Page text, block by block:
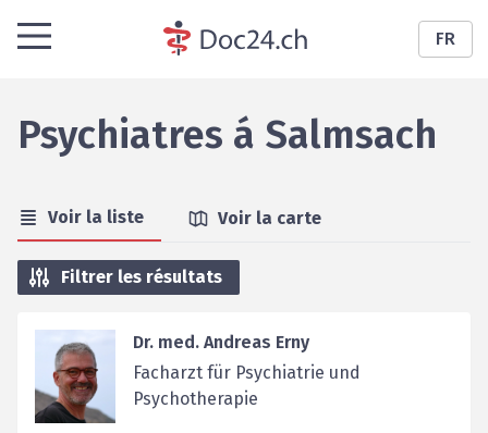
FR
Psychiatres á Salmsach
Voir la liste Voir la carte
Filtrer les résultats
Dr. med. Andreas Erny
Facharzt für Psychiatrie und
Psychotherapie